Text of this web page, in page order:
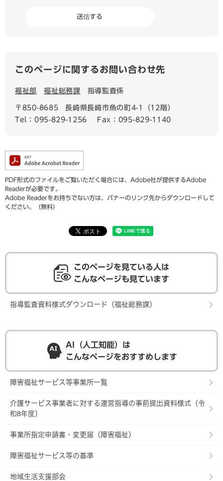
このページに関するお問い合わせ先
福祉部 福祉総務課 指導監査係
〒850-8685
長崎県長崎市魚の町4-1（12階）
Tel：095-829-1256
Fax：095-829-1140
PDF形式のファイルをご覧いただく場合には、Adobe社が提供するAdobe
Readerが必要です。
Adobe Readerをお持ちでない方は、バナーのリンク先からダウンロードして
ください。（無料）
このページを見ている人は
こんなページも見ています
指導監査資料様式ダウンロード（福祉総務課）
AI（人工知能）は
こんなページをおすすめします
障害福祉サービス等事業所一覧
介護サービス事業者に対する運営指導の事前提出資料様式（令
和8年度）
事業所指定申請書・変更届（障害福祉）
障害福祉サービス等の基準
地域生活支援部会